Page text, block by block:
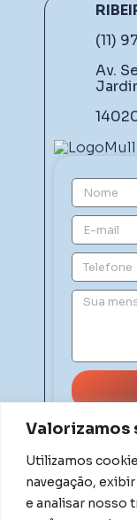
Valorizamos
Utilizamos
navegação,
e analisar nosso
(11)
Av.